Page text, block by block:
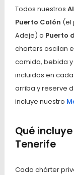
Todos nuestros
Puerto Colón (el
Adeje) o Puerto
charters oscilan
comida, bebida
incluidos en
arriba y reserve
incluye nuestro
Qué
Tenerife
Cada chárter